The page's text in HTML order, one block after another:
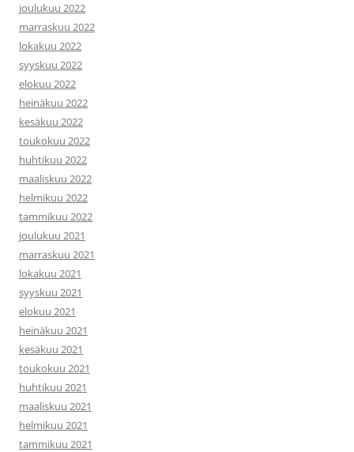
joulukuu 2022
marraskuu 2022
lokakuu 2022
syyskuu 2022
elokuu 2022
heinäkuu 2022
kesäkuu 2022
toukokuu 2022
huhtikuu 2022
maaliskuu 2022
helmikuu 2022
tammikuu 2022
joulukuu 2021
marraskuu 2021
lokakuu 2021
syyskuu 2021
elokuu 2021
heinäkuu 2021
kesäkuu 2021
toukokuu 2021
huhtikuu 2021
maaliskuu 2021
helmikuu 2021
tammikuu 2021